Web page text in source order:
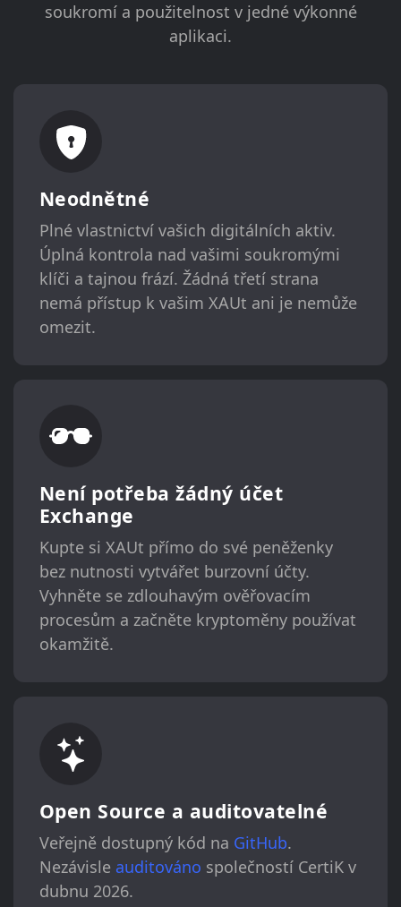
soukromí a použitelnost v jedné výkonné
aplikaci.
Neodnětné
Plné vlastnictví vašich digitálních aktiv.
Úplná kontrola nad vašimi soukromými
klíči a tajnou frází. Žádná třetí strana
nemá přístup k vašim XAUt ani je nemůže
omezit.
Není potřeba žádný účet
Exchange
Kupte si XAUt přímo do své peněženky
bez nutnosti vytvářet burzovní účty.
Vyhněte se zdlouhavým ověřovacím
procesům a začněte kryptoměny používat
okamžitě.
Open Source a auditovatelné
Veřejně dostupný kód na GitHub.
Nezávisle auditováno společností CertiK v
dubnu 2026.